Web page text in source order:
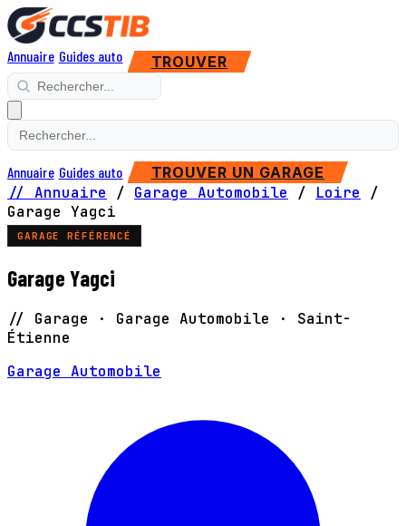
Annuaire Guides auto TROUVER
Annuaire Guides auto TROUVER UN GARAGE
// Annuaire / Garage Automobile / Loire
/
Garage Yagci
GARAGE RÉFÉRENCÉ
Garage Yagci
// Garage · Garage Automobile · Saint-
Étienne
Garage Automobile